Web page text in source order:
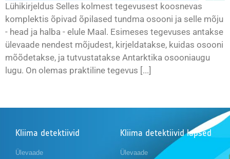
Lühikirjeldus Selles kolmest tegevusest koosnevas
komplektis õpivad õpilased tundma osooni ja selle mõju
- head ja halba - elule Maal. Esimeses tegevuses antakse
ülevaade nendest mõjudest, kirjeldatakse, kuidas osooni
mõõdetakse, ja tutvustatakse Antarktika osooniaugu
lugu. On olemas praktiline tegevus [...]
Kliima detektiivid
Ülevaade
Kliima detektiivid lapsed
Ülevaade